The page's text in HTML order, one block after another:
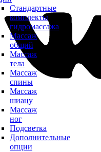
Стандартные
комплекты
гидромассажа
Массаж
общий
Массаж
тела
Массаж
спины
Массаж
шиацу
Массаж
ног
Подсветка
Дополнительные
опции